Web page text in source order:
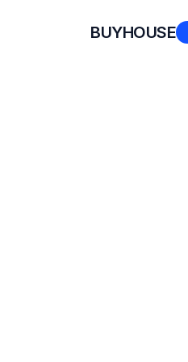
BUYHOUSE